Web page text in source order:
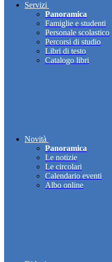
Servizi
Panoramica
Famiglie e studenti
Personale scolastico
Percorsi di studio
Libri di testo
Catalogo libri
Novità
Panoramica
Le notizie
Le circolari
Calendario eventi
Albo online